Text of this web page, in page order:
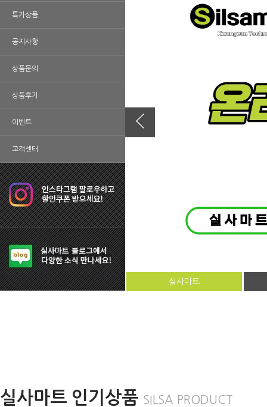
특가상품
공지사항
상품문의
상품후기
이벤트
고객센터
실사마트
실사마트 인기상품 SILSA PRODUCT